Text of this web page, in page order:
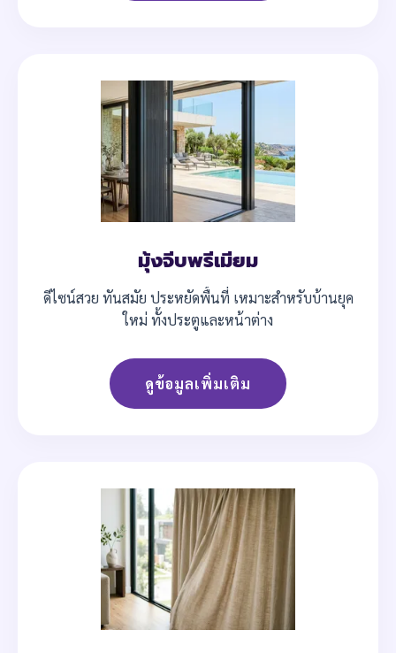
มุ้งจีบพรีเมียม
ดีไซน์สวย ทันสมัย ประหยัดพื้นที่ เหมาะสำหรับบ้านยุค
ใหม่ ทั้งประตูและหน้าต่าง
ดูข้อมูลเพิ่มเติม